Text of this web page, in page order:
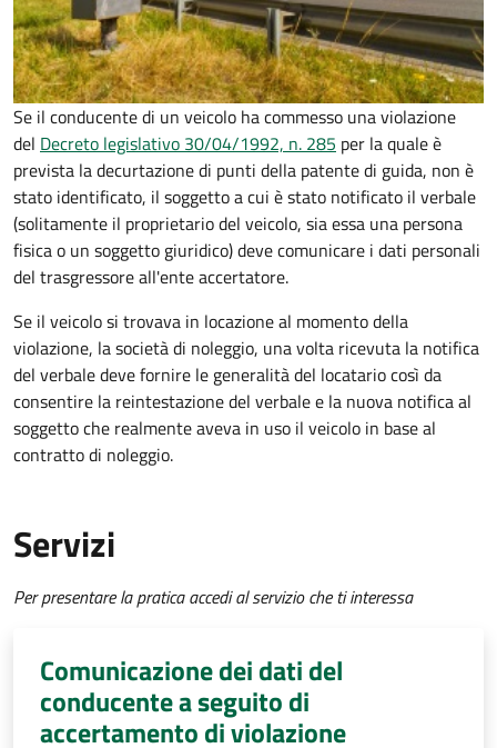
Se il conducente di un veicolo ha commesso una violazione
del Decreto legislativo 30/04/1992, n. 285 per la quale è
prevista la decurtazione di punti della patente di guida, non è
stato identificato, il soggetto a cui è stato notificato il verbale
(solitamente il proprietario del veicolo, sia essa una persona
fisica o un soggetto giuridico) deve comunicare i dati personali
del trasgressore all'ente accertatore.
Se il veicolo si trovava in locazione al momento della
violazione, la società di noleggio, una volta ricevuta la notifica
del verbale deve fornire le generalità del locatario così da
consentire la reintestazione del verbale e la nuova notifica al
soggetto che realmente aveva in uso il veicolo in base al
contratto di noleggio.
Servizi
Per presentare la pratica accedi al servizio che ti interessa
Comunicazione dei dati del
conducente a seguito di
accertamento di violazione